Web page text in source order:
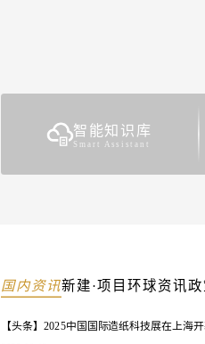
智能知识库
​Smart Assistant
国内资讯新建·项目 环球资讯
【头条】2025中国国际造纸科技展在上海